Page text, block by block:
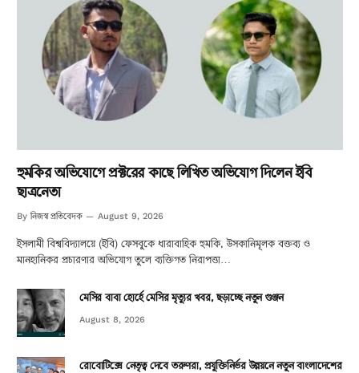
হুমকির অভিযোগে প্রক্টরের কাছে লিখিত অভিযোগ দিলেন ইবি
ছাত্রনেতা
By নিজস্ব প্রতিবেদক August 9, 2026
ইসলামী বিশ্ববিদ্যালয়ে (ইবি) ফেসবুকে ধারাবাহিক হুমকি, উসকানিমূলক বক্তব্য ও
মানহানিকর প্রচারণার অভিযোগ তুলে ব্যক্তিগত নিরাপত্তা…
মেসির বাবা হোর্হে মেসির মৃত্যুর খবর, ছড়াচ্ছে নতুন গুঞ্জন
August 8, 2026
রোবোটিক্সে নেতৃত্ব দেবে তরুণরা, প্রযুক্তিনির্ভর উন্নয়নে নতুন বাংলাদেশের